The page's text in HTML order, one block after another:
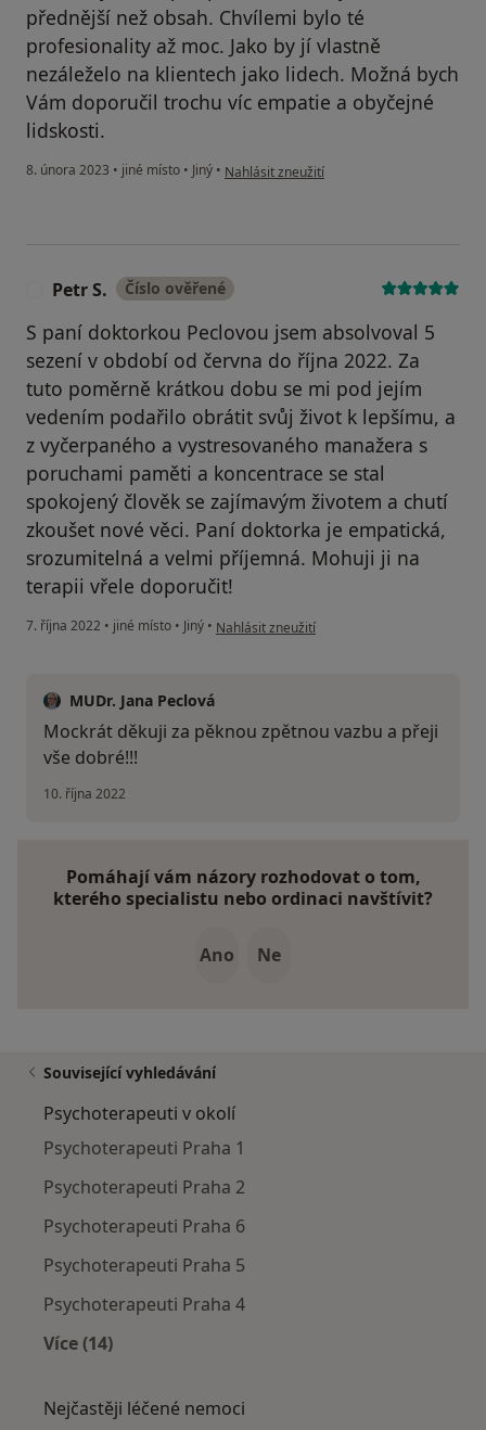
přednější než obsah. Chvílemi bylo té
profesionality až moc. Jako by jí vlastně
nezáleželo na klientech jako lidech. Možná bych
Vám doporučil trochu víc empatie a obyčejné
lidskosti.
8. února 2023 • jiné místo • Jiný • podle názoru uživatele Pacient
Nahlásit zneužití
Petr S. Číslo ověřené
S paní doktorkou Peclovou jsem absolvoval 5
sezení v období od června do října 2022. Za
tuto poměrně krátkou dobu se mi pod jejím
vedením podařilo obrátit svůj život k lepšímu, a
z vyčerpaného a vystresovaného manažera s
poruchami paměti a koncentrace se stal
spokojený člověk se zajímavým životem a chutí
zkoušet nové věci. Paní doktorka je empatická,
srozumitelná a velmi příjemná. Mohuji ji na
terapii vřele doporučit!
7. října 2022 • jiné místo • Jiný • podle názoru uživatele Petr S.
Nahlásit zneužití
MUDr. Jana Peclová
Mockrát děkuji za pěknou zpětnou vazbu a přeji
vše dobré!!!
10. října 2022
Pomáhají vám názory rozhodovat o tom,
kterého specialistu nebo ordinaci navštívit?
Ano Ne
Související vyhledávání
Psychoterapeuti v okolí
Psychoterapeuti Praha 1
Psychoterapeuti Praha 2
Psychoterapeuti Praha 6
Psychoterapeuti Praha 5
Psychoterapeuti Praha 4
Více (14)
Nejčastěji léčené nemoci